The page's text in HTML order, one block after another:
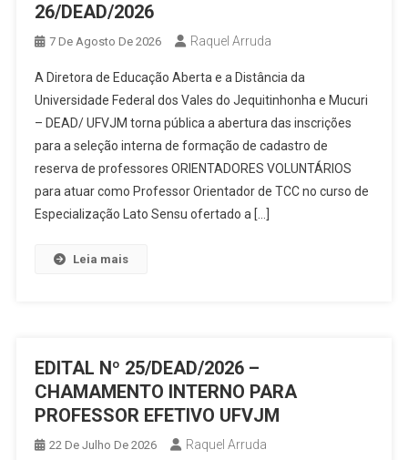
26/DEAD/2026
7 De Agosto De 2026 Raquel Arruda
A Diretora de Educação Aberta e a Distância da
Universidade Federal dos Vales do Jequitinhonha e Mucuri
– DEAD/ UFVJM torna pública a abertura das inscrições
para a seleção interna de formação de cadastro de
reserva de professores ORIENTADORES VOLUNTÁRIOS
para atuar como Professor Orientador de TCC no curso de
Especialização Lato Sensu ofertado a […]
Leia mais
EDITAL Nº 25/DEAD/2026 –
CHAMAMENTO INTERNO PARA
PROFESSOR EFETIVO UFVJM
22 De Julho De 2026 Raquel Arruda